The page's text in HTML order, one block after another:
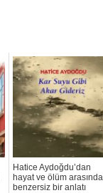
Hatice Aydoğdu’dan
hayat ve ölüm arasında
benzersiz bir anlatı